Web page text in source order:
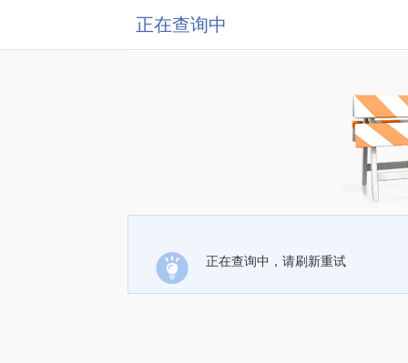
正在查询中
正在查询中，请刷新重试